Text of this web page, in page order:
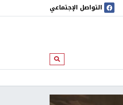
التواصل الإجتماعي
ابحث